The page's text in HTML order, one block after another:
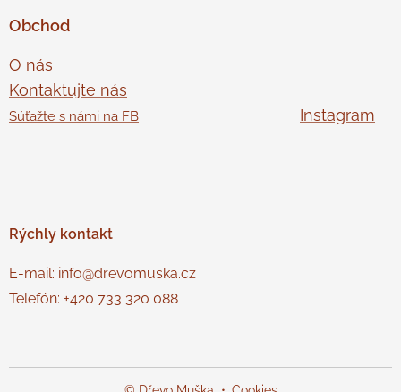
Obchod
O nás
Kontaktujte nás
Súťažte s námi na FB Instagram
Rýchly kontakt
E-mail: info@drevomuska.cz
Telefón: +420 733 320 088